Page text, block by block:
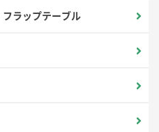
ラップテーブル